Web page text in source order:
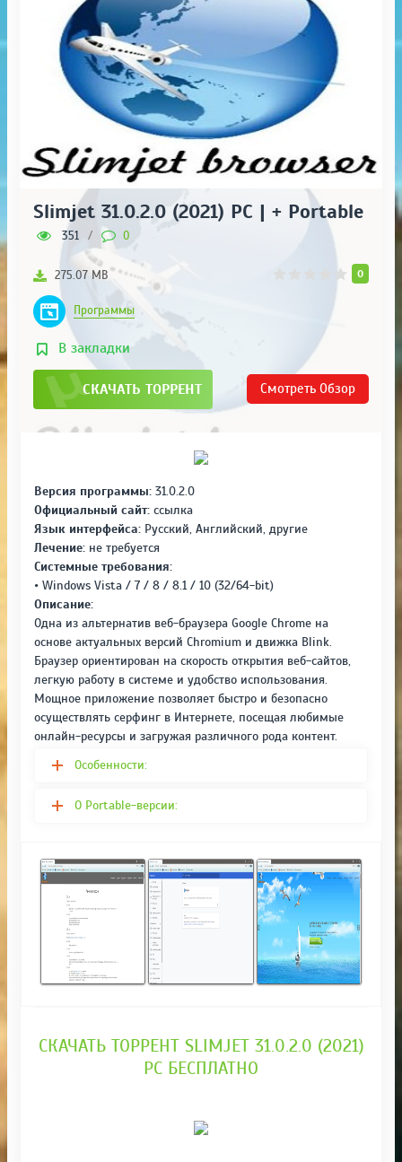
Slimjet 31.0.2.0 (2021) PC | + Portable
351 / 0
0
275.07 MB
Программы
В закладки
СКАЧАТЬ ТОРРЕНТ Смотреть Обзор
Версия программы: 31.0.2.0
Официальный сайт: ссылка
Язык интерфейса: Русский, Английский, другие
Лечение: не требуется
Системные требования:
• Windows Vista / 7 / 8 / 8.1 / 10 (32/64-bit)
Описание:
Одна из альтернатив веб-браузера Google Chrome на
основе актуальных версий Chromium и движка Blink.
Браузер ориентирован на скорость открытия веб-сайтов,
легкую работу в системе и удобство использования.
Мощное приложение позволяет быстро и безопасно
осуществлять серфинг в Интернете, посещая любимые
онлайн-ресурсы и загружая различного рода контент.
Особенности:
О Portable-версии:
СКАЧАТЬ ТОРРЕНТ SLIMJET 31.0.2.0 (2021)
PC БЕСПЛАТНО